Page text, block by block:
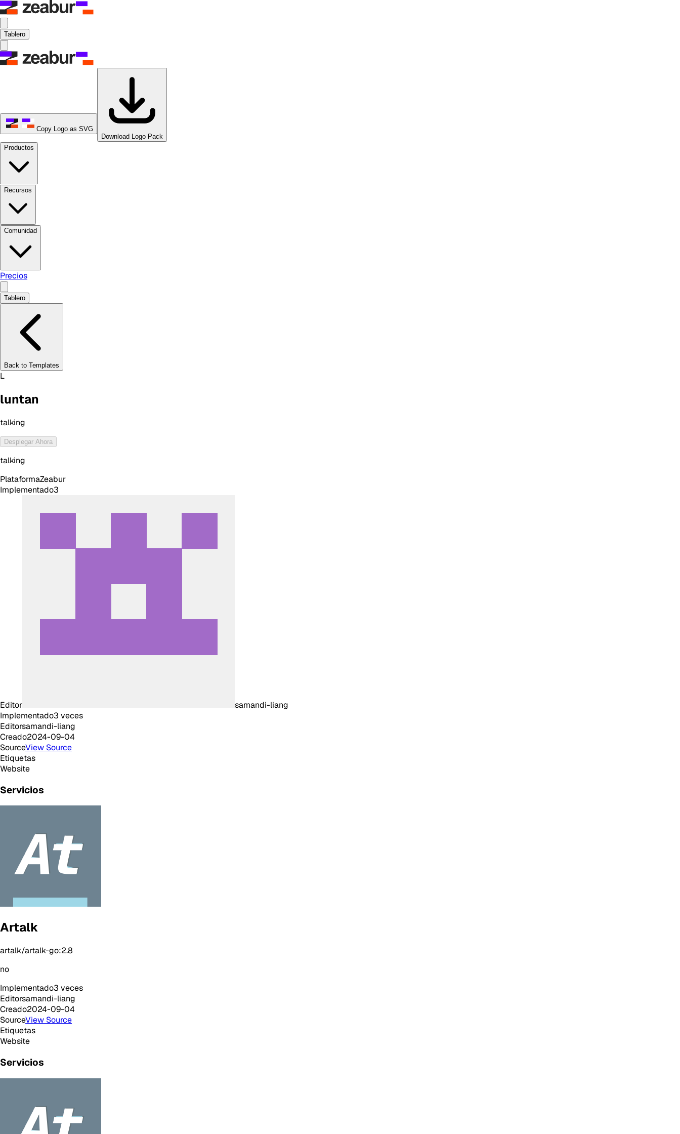
Tablero
Copy Logo as SVG
Download Logo Pack
Productos
Recursos
Comunidad
Precios
Tablero
Back to Templates
L
luntan
talking
Desplegar Ahora
talking
PlataformaZeabur
Implementado3
Editor
samandi-liang
Implementado3 veces
Editorsamandi-liang
Creado2024-09-04
SourceView Source
Etiquetas
Website
Servicios
Artalk
artalk/artalk-go:2.8
no
Implementado3 veces
Editorsamandi-liang
Creado2024-09-04
SourceView Source
Etiquetas
Website
Servicios